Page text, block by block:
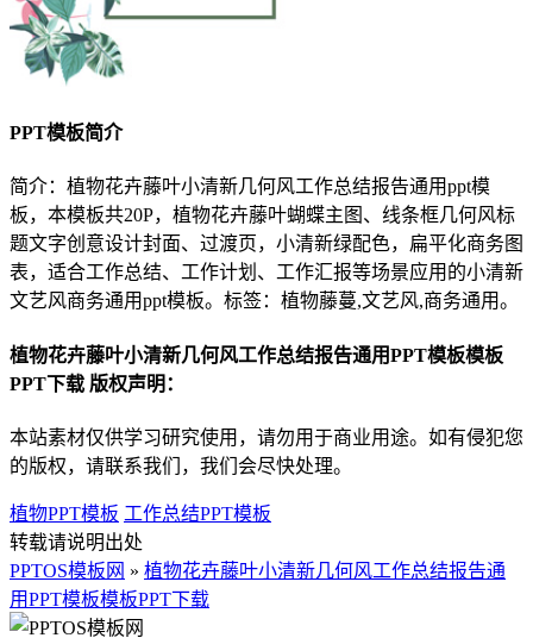
PPT模板简介
简介：植物花卉藤叶小清新几何风工作总结报告通用ppt模
板，本模板共20P，植物花卉藤叶蝴蝶主图、线条框几何风标
题文字创意设计封面、过渡页，小清新绿配色，扁平化商务图
表，适合工作总结、工作计划、工作汇报等场景应用的小清新
文艺风商务通用ppt模板。标签：植物藤蔓,文艺风,商务通用。
植物花卉藤叶小清新几何风工作总结报告通用PPT模板模板
PPT下载 版权声明：
本站素材仅供学习研究使用，请勿用于商业用途。如有侵犯您
的版权，请联系我们，我们会尽快处理。
植物PPT模板 工作总结PPT模板
转载请说明出处
PPTOS模板网 » 植物花卉藤叶小清新几何风工作总结报告通
用PPT模板模板PPT下载